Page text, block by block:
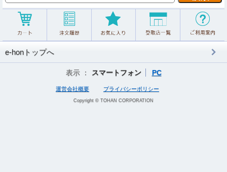
e-honトップへ
表示 ： スマートフォン PC
運営会社概要 プライバシーポリシー
Copyright © TOHAN CORPORATION